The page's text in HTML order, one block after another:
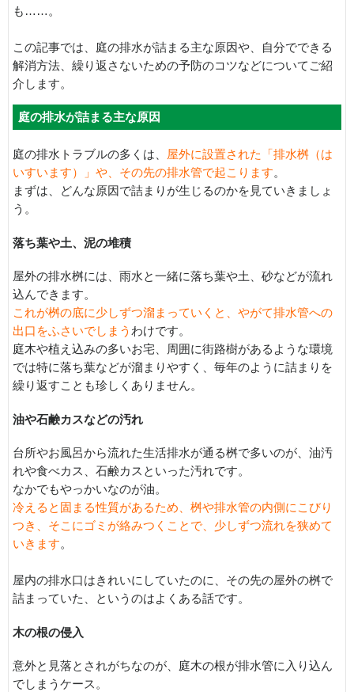
も……。
この記事では、庭の排水が詰まる主な原因や、自分でできる
解消方法、繰り返さないための予防のコツなどについてご紹
介します。
庭の排水が詰まる主な原因
庭の排水トラブルの多くは、 屋外に設置された「排水桝（は
いすいます）」や、その先の排水管で起こります。
まずは、どんな原因で詰まりが生じるのかを見ていきましょ
う。
落ち葉や土、泥の堆積
屋外の排水桝には、雨水と一緒に落ち葉や土、砂などが流れ
込んできます。
これが桝の底に少しずつ溜まっていくと、やがて排水管への
出口をふさいでしまう わけです。
庭木や植え込みの多いお宅、周囲に街路樹があるような環境
では特に落ち葉などが溜まりやすく、毎年のように詰まりを
繰り返すことも珍しくありません。
油や石鹸カスなどの汚れ
台所やお風呂から流れた生活排水が通る桝で多いのが、油汚
れや食べカス、石鹸カスといった汚れです。
なかでもやっかいなのが油。
冷えると固まる性質があるため、桝や排水管の内側にこびり
つき、そこにゴミが絡みつくことで、少しずつ流れを狭めて
いきます。
屋内の排水口はきれいにしていたのに、その先の屋外の桝で
詰まっていた、というのはよくある話です。
木の根の侵入
意外と見落とされがちなのが、庭木の根が排水管に入り込ん
でしまうケース。